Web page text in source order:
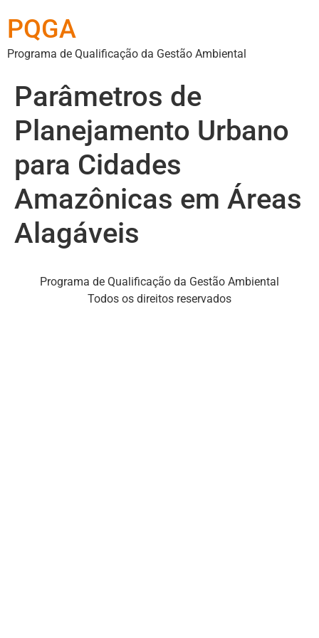
PQGA
Programa de Qualificação da Gestão Ambiental
Parâmetros de
Planejamento Urbano
para Cidades
Amazônicas em Áreas
Alagáveis
Programa de Qualificação da Gestão Ambiental
Todos os direitos reservados